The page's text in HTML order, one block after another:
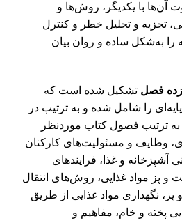
آن‌ها با یکدیگر، روش‌ها و
تجزیه و تحلیل خطر و کنترل
را به‌شکل ساده و روان بیان
فصل تشکیل شده است که
را شامل شده و به ترتیب در
ترتیب فصول کتاب موردنظر
وظایف و مسئولیت‌های کارکنان
آشپزخانه و غذا، فرایندهای
و پز مواد غذایی، روش‌های انتقال
نگهداری مواد غذایی از طریق
پخته و خام، مفاهیم و